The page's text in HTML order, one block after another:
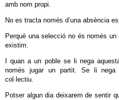
amb nom propi.
No es tracta només d’una absència
Perquè una selecció no és només
existim.
I quan a un poble se li nega
només jugar un partit. Se li nega
col·lectiu.
Potser algun dia deixarem de sentir